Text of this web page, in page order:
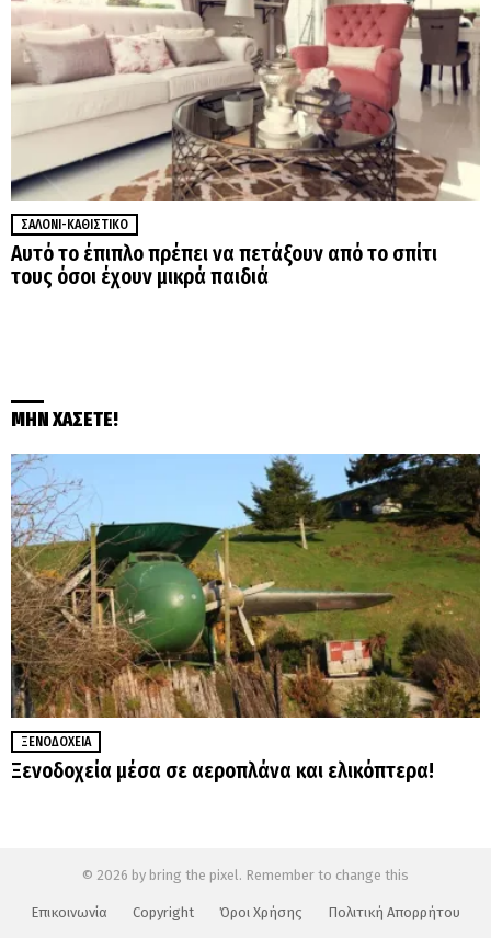
ΣΑΛΌΝΙ-ΚΑΘΙΣΤΙΚΌ
Αυτό το έπιπλο πρέπει να πετάξουν από το σπίτι
τους όσοι έχουν μικρά παιδιά
ΜΗΝ ΧΑΣΕΤΕ!
ΞΕΝΟΔΟΧΕΊΑ
Ξενοδοχεία μέσα σε αεροπλάνα και ελικόπτερα!
© 2026 by bring the pixel. Remember to change this
Επικοινωνία Copyright Όροι Χρήσης Πολιτική Απορρήτου